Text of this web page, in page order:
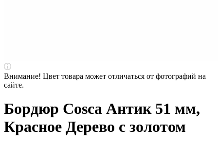
Внимание! Цвет товара может отличаться от фотографий на
сайте.
Бордюр Cosca Антик 51 мм,
Красное Дерево с золотом